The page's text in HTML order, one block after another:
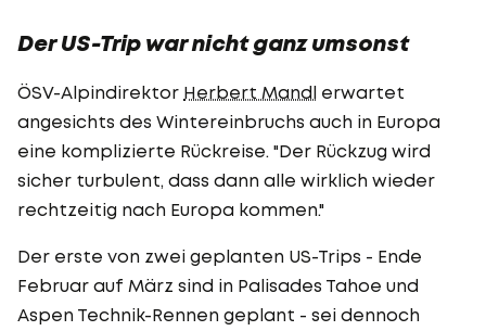
Der US-Trip war nicht ganz umsonst
ÖSV-Alpindirektor Herbert Mandl erwartet
angesichts des Wintereinbruchs auch in Europa
eine komplizierte Rückreise. "Der Rückzug wird
sicher turbulent, dass dann alle wirklich wieder
rechtzeitig nach Europa kommen."
Der erste von zwei geplanten US-Trips - Ende
Februar auf März sind in Palisades Tahoe und
Aspen Technik-Rennen geplant - sei dennoch